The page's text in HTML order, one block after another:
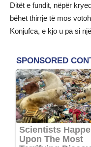
Ditët e fundit, nëpër
bëhet thirrje të mos
Konjufca, e kjo u pa si